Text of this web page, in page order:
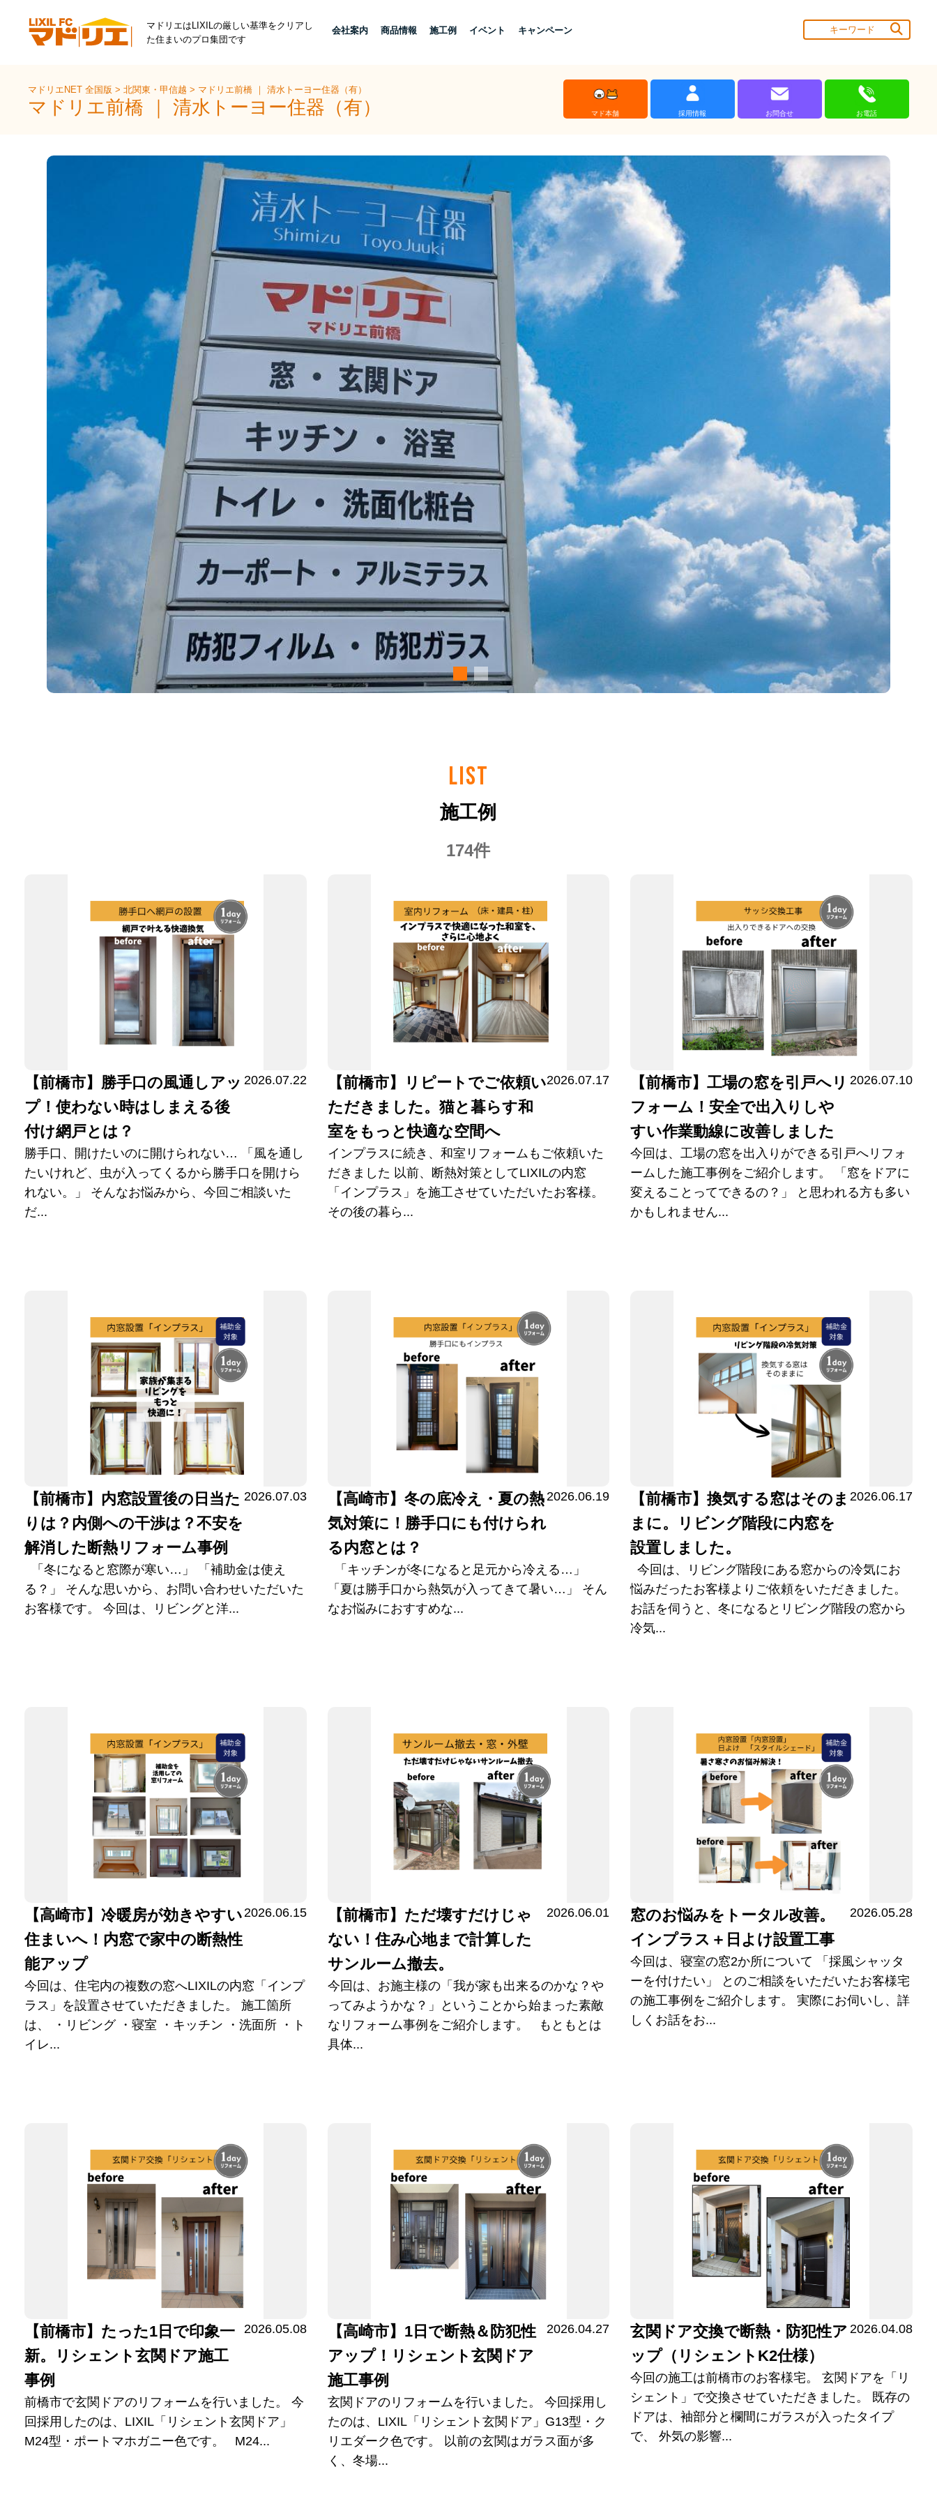
マドリエはLIXILの厳しい基準をクリアし
た住まいのプロ集団です
会社案内 商品情報 施工例 イベント キャンペーン
マドリエNET 全国版>北関東・甲信越> マドリエ前橋 ｜ 清水トーヨー住器（有）
マドリエ前橋 ｜ 清水トーヨー住器（有） マド本舗 採用情報 お問合せ お電話
LIST
施工例
174件
【前橋市】勝手口の風通しアッ
プ！使わない時はしまえる後
付け網戸とは？
2026.07.22
勝手口、開けたいのに開けられない… 「風を通し
たいけれど、虫が入ってくるから勝手口を開けら
れない。」 そんなお悩みから、今回ご相談いた
だ...
【前橋市】リピートでご依頼い
ただきました。猫と暮らす和
室をもっと快適な空間へ
2026.07.17
インプラスに続き、和室リフォームもご依頼いた
だきました 以前、断熱対策としてLIXILの内窓
「インプラス」を施工させていただいたお客様。
その後の暮ら...
【前橋市】工場の窓を引戸へリ
フォーム！安全で出入りしや
すい作業動線に改善しました
2026.07.10
今回は、工場の窓を出入りができる引戸へリフォ
ームした施工事例をご紹介します。 「窓をドアに
変えることってできるの？」 と思われる方も多い
かもしれません...
【前橋市】内窓設置後の日当た
りは？内側への干渉は？不安を
解消した断熱リフォーム事例
2026.07.03
「冬になると窓際が寒い…」 「補助金は使え
る？」 そんな思いから、お問い合わせいただいた
お客様です。 今回は、リビングと洋...
【高崎市】冬の底冷え・夏の熱
気対策に！勝手口にも付けられ
る内窓とは？
2026.06.19
「キッチンが冬になると足元から冷える…」
「夏は勝手口から熱気が入ってきて暑い…」 そん
なお悩みにおすすめな...
【前橋市】換気する窓はそのま
まに。リビング階段に内窓を
設置しました。
2026.06.17
今回は、リビング階段にある窓からの冷気にお
悩みだったお客様よりご依頼をいただきました。
お話を伺うと、冬になるとリビング階段の窓から
冷気...
【高崎市】冷暖房が効きやすい
住まいへ！内窓で家中の断熱性
能アップ
2026.06.15
今回は、住宅内の複数の窓へLIXILの内窓「インプ
ラス」を設置させていただきました。 施工箇所
は、 ・リビング ・寝室 ・キッチン ・洗面所 ・ト
イレ...
【前橋市】ただ壊すだけじゃ
ない！住み心地まで計算した
サンルーム撤去。
2026.06.01
今回は、お施主様の「我が家も出来るのかな？や
ってみようかな？」ということから始まった素敵
なリフォーム事例をご紹介します。 もともとは
具体...
窓のお悩みをトータル改善。
インプラス＋日よけ設置工事
2026.05.28
今回は、寝室の窓2か所について 「採風シャッタ
ーを付けたい」 とのご相談をいただいたお客様宅
の施工事例をご紹介します。 実際にお伺いし、詳
しくお話をお...
【前橋市】たった1日で印象一
新。リシェント玄関ドア施工
事例
2026.05.08
前橋市で玄関ドアのリフォームを行いました。 今
回採用したのは、LIXIL「リシェント玄関ドア」
M24型・ポートマホガニー色です。 M24...
【高崎市】1日で断熱＆防犯性
アップ！リシェント玄関ドア
施工事例
2026.04.27
玄関ドアのリフォームを行いました。 今回採用し
たのは、LIXIL「リシェント玄関ドア」G13型・ク
リエダーク色です。 以前の玄関はガラス面が多
く、冬場...
玄関ドア交換で断熱・防犯性ア
ップ（リシェントK2仕様）
2026.04.08
今回の施工は前橋市のお客様宅。 玄関ドアを「リ
シェント」で交換させていただきました。 既存の
ドアは、袖部分と欄間にガラスが入ったタイプ
で、 外気の影響...